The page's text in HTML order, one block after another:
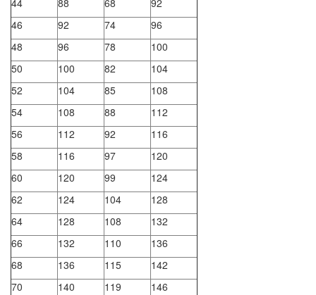
44
88 68
92
46
92 74
96
48
96 78
100
50
100 82
104
52
104 85
108
54
108 88
112
56
112 92
116
58
116 97
120
60
120 99
124
62
124 104
128
64
128 108
132
66
132 110
136
68
136 115
142
70
140 119 146